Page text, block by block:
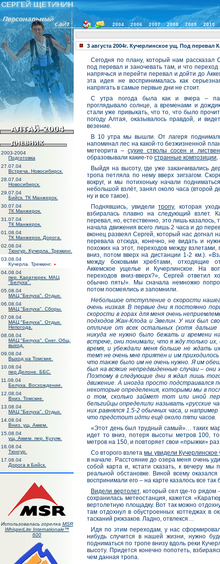
2004 2006 2007 2008 2009 2010
2003-2004
Подготовка
27.07.04
Встреча. Новосибирск.
28.07.04
Новосибирск.
29.07.04
Бийск. ТК Манжерок.
30.07.04
ТК Манжерок.
31.07.04
ТК Манжерок.
01.08.04
ТК Манжерок. Дорога.
02.08.04
Тюнгур. Кучерла. Треккинг.
03.08.04
Кучерла. Треккинг.
04.08.04
пер. Каратюрек. МАЦ
"Белуха".
05.08.04
МАЦ "Белуха". Отдых.
06.08.04
МАЦ "Белуха". Сборы.
07.08.04
МАЦ "Белуха". Отдых.
Непогода.
08.08.04
МАЦ "Белуха". Снег. Общ.
выход.
09.08.04
Выход на Томские.
10.08.04
пер.Делоне. ББС.
11.08.04
Белуха. Восхождение.
12.08.04
Вниз. Томские.
13.08.04
МАЦ "Белуха". Отдых.
14.08.04
Вниз. ущ. Аккем.
15.08.04
ущ. Аккем. пер. Кузуяк.
16.08.04
Тюнгур.
17.08.04
Дорога в Бийск.
Использовалась горелка MSR
WhisperLite Internationale™
600
3 августа 2004г. Кучерлинское ущ. Под перевал
Сегодня по плану, который нам
под перевал и заночевать там, и что
напрячься и перейти перевал и дойти до
эта идея не воспринималась как
напрягать в самые первые дни не стоит.
С утра погода была как и вчера –
проглядывало солнце, а временами и
стали уже привыкать, что то, что было
погоду Алтая, оказывалось правдой, и
везение.
В 10 утра мы вышли. От лагеря
напоминал лес на какой-то безжизненной
метеорита –сухие стволы сосен и
образовывали какие-то странные композиции,
Выйдя на высоту, где уже заканчивались
тропа петляла по нему вверх зигзагом.
вокруг, и мы потихоньку начали
небольшой взлёт, занял около часа (второй
ну и все такое).
Поднявшись, увиделитропу, которая
взбиралась плавно на следующий взлет.
перевал, но, естественно, это лишь казалось,
начала движения всего лишь 2 часа и до
вконец развеял Сергей, который нас догнал
перевала отсюда, конечно, не видать и
похожих на этот, переходов между
вниз, потом вверх на дистанции 1-2 км.).
между боковыми хребтами, отходящие
Аккемское ущелье и Кучерлинское. На
переходов вниз-вверх?», Сергей
обычно пять!». Мы сначала немножко
потом посмеялись и запомнили.
Небольшое отступление о скорости
очень низкая. В первые дни я постоянно
скорости в горах для меня очень
подходов Жан-Клода и Эвелин. У них был
отличие от всех остальных (хотя дальше
никуда не нужно было бежать и времени
встрече, они понимали, что я жду только
время, и убеждали меня больше не ждать
темп не очень мне приятен и им
что также было им не очень нужно. Я им
был на всякие непредвиденные случаи –
Поэтому в следующие дни я ждал лишь
движение. А иногда просто
некоторые определения, которыми мы в
о том, сколько займет тот или иной
бельгийцы определили называть «русские
них равнялся 1.5-2 обычных часа, и
что предстоит идти ещё около пяти часов.
«Этот день был трудный самый»… таких
идет то вниз, потеря высоты метров 100,
метров на 150, и повторяет свои «прыжки»
Со второго взлетамы увидели Кучерлинское
в начале. Расстояние до озера меня очень
собой карта и, кстати сказать, к вечеру мы
реальной обстановке. Виной всему
воспринимали его – на карте казалось все так
Видели вертолет, который сел где-то рядом
сохранилась метеостанция, кажется
вертолетную площадку. Вот так можно
там отдохнул в обустроенных коттеджах в
тасканий рюкзаков. Ладно, отвлекся…
Идя по этим переходам, у нас
нибудь случится в нашей жизни, нужно
подниматься по тропе внизу вдоль реки
высоту. Придется конечно попотеть,
чем данная тропа.